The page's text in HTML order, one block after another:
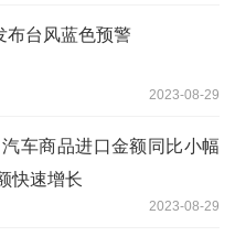
布台风蓝色预警
2023-08-29
车商品进口金额同比小幅
快速增长
2023-08-29